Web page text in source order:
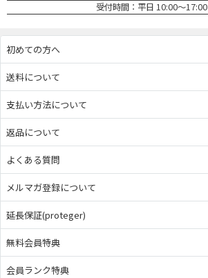
受付時間：平日 10:00～17:00
初めての方へ
送料について
支払い方法について
返品について
よくある質問
メルマガ登録について
延長保証(proteger)
無料会員特典
会員ランク特典